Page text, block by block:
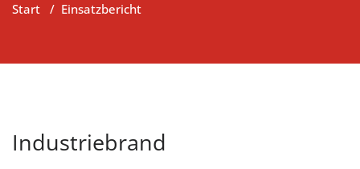
Start / Einsatzbericht
Industriebrand